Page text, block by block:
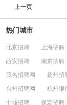
上一页
热门城市
北京招聘 上海招聘
西安招聘
南京招聘
茂名招聘网
扬州招
台州招聘网
杭州银
十堰招聘
保定招聘